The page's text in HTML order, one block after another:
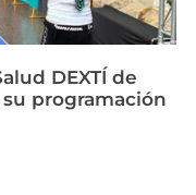
DEXTÍ de
programación